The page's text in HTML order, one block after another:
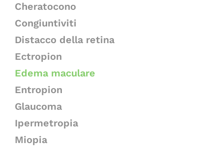
Cheratocono
Congiuntiviti
Distacco della retina
Ectropion
Edema maculare
Entropion
Glaucoma
Ipermetropia
Miopia